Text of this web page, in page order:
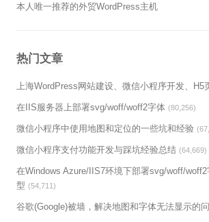
本人唯一推荐的外贸WordPress主机
热门文章
上海WordPress网站建设、微信小程序开发、H5
在IIS服务器上部署svg/woff/woff2字体 (80,256)
微信小程序中使用地图和定位的一些坑和经验
微信小程序支付功能开发与踩坑经验总结 (64,669)
在Windows Azure/IIS7环境下部署svg/woff/
型 (54,711)
谷歌(Google)被墙，解决地图和字体无法显示的